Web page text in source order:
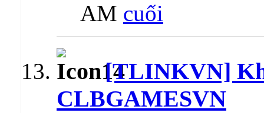
AM
[TLINKVN]
CLBGAMESVN